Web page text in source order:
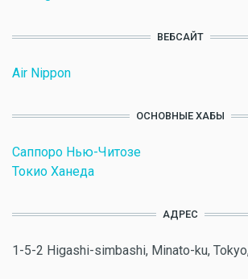
ВЕБСАЙТ
Air Nippon
ОСНОВНЫЕ ХАБЫ
Саппоро Нью-Читозе
Токио Ханеда
АДРЕС
1-5-2 Higashi-simbashi, Minato-ku,